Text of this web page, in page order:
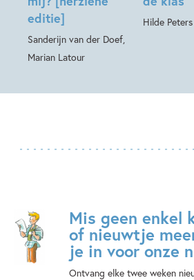
editie]
Sanderijn van der Doef,
Marian Latour
Hilde Peters
Mis geen enkel
of nieuwtje
je in voor onze
Ontvang elke twee weken